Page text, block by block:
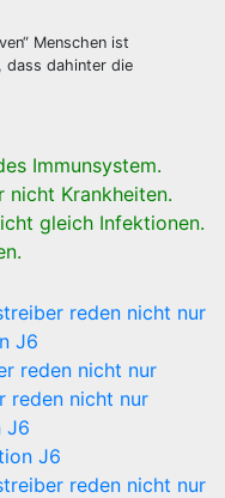
Menschen ist
dass dahinter die
Immunsystem.
nicht Krankheiten.
gleich Infektionen.
reden nicht nur
J6
reden nicht nur
reden nicht nur
J6
J6
reden nicht nur